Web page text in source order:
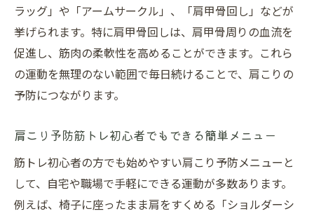
ラッグ」や「アームサークル」、「肩甲骨回し」などが
挙げられます。特に肩甲骨回しは、肩甲骨周りの血流を
促進し、筋肉の柔軟性を高めることができます。これら
の運動を無理のない範囲で毎日続けることで、肩こりの
予防につながります。
肩こり予防筋トレ初心者でもできる簡単メニュー
筋トレ初心者の方でも始めやすい肩こり予防メニューと
して、自宅や職場で手軽にできる運動が多数あります。
例えば、椅子に座ったまま肩をすくめる「ショルダーシ